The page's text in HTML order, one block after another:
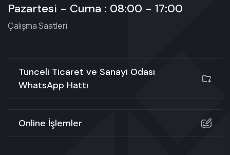
Pazartesi - Cuma : 08:00 - 17:00
Çalışma Saatleri
Tunceli Ticaret ve Sanayi Odası
WhatsApp Hattı
Online İşlemler